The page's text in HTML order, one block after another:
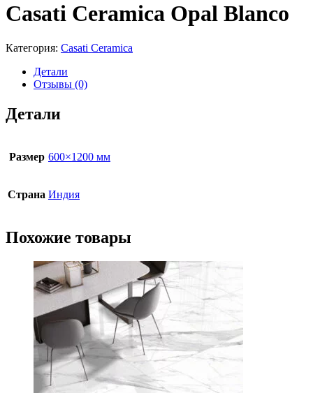
Casati Ceramica Opal Blanco
Категория: Casati Ceramica
Детали
Отзывы (0)
Детали
Размер 600×1200 мм
Страна Индия
Похожие товары